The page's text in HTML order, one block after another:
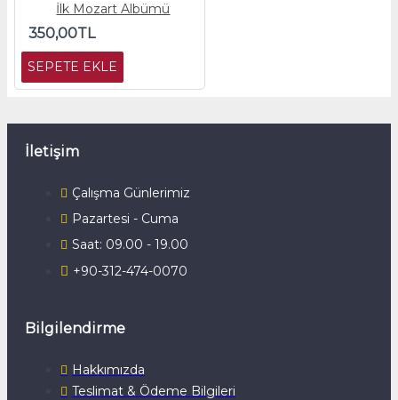
İlk Mozart Albümü
350,00TL
SEPETE EKLE
İletişim
Çalışma Günlerimiz
Pazartesi - Cuma
Saat: 09.00 - 19.00
+90-312-474-0070
Bilgilendirme
Hakkımızda
Teslimat & Ödeme Bilgileri